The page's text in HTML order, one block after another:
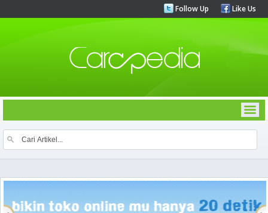
Follow Up Like Us